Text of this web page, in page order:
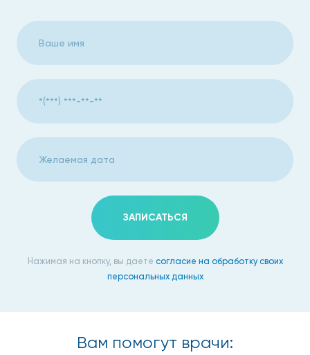
ЗАПИСАТЬСЯ
Нажимая на кнопку, вы даете согласие на обработку своих
персональных данных
Вам помогут врачи: